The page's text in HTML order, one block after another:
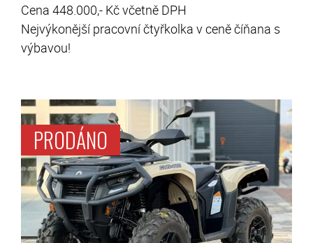
Cena 448.000,- Kč včetně DPH
Nejvýkonější pracovní čtyřkolka v ceně číňana s
výbavou!